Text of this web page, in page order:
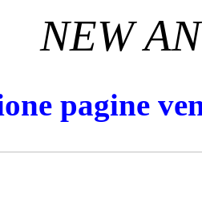
NEW
pagine